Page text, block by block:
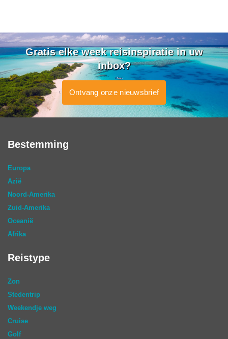
Gratis elke week reisinspiratie in uw
inbox?
Ontvang onze nieuwsbrief
Bestemming
Europa
Azië
Noord-Amerika
Zuid-Amerika
Oceanië
Afrika
Reistype
Zon
Stedentrip
Weekendje weg
Cruise
Golf